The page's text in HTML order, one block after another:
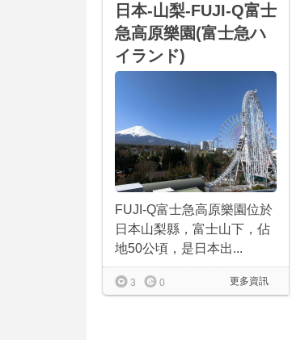
日本-山梨-FUJI-Q富士
急高原樂園(富士急ハ
イランド)
FUJI-Q富士急高原樂園位於
日本山梨縣，富士山下，佔
地50公頃，是日本出...
更多資訊
3 0